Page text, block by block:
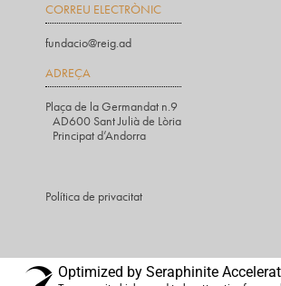
CORREU ELECTRÒNIC
fundacio@reig.ad
ADREÇA
Plaça de la Germandat n.9
AD600 Sant Julià de Lòria
Principat d’Andorra
Política de privacitat
Optimized by Seraphinite